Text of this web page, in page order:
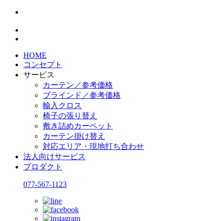
HOME
コンセプト
サービス
カーテン／参考価格
ブラインド／参考価格
輸入クロス
椅子の張り替え
敷き詰めカーペット
カーテン掛け替え
対応エリア・現地打ち合わせ
法人向けサービス
プロダクト
077-567-1123